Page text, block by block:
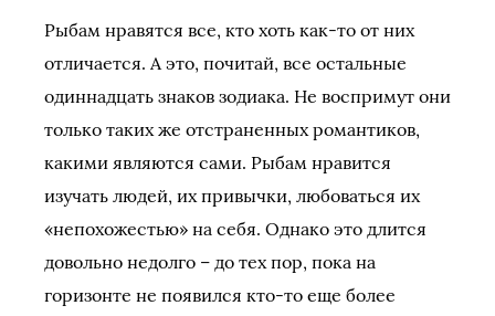
Рыбам нравятся все, кто хоть как-то от них
отличается. А это, почитай, все остальные
одиннадцать знаков зодиака. Не воспримут они
только таких же отстраненных романтиков,
какими являются сами. Рыбам нравится
изучать людей, их привычки, любоваться их
«непохожестью» на себя. Однако это длится
довольно недолго – до тех пор, пока на
горизонте не появился кто-то еще более